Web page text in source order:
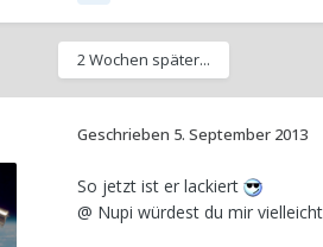
2 Wochen später...
Geschrieben 5. September 2013
So jetzt ist er lackiert
@ Nupi würdest du mir